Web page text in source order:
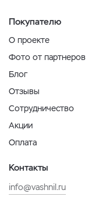
Покупателю
О проекте
Фото от партнеров
Блог
Отзывы
Сотрудничество
Акции
Оплата
Контакты
info@vashnil.ru